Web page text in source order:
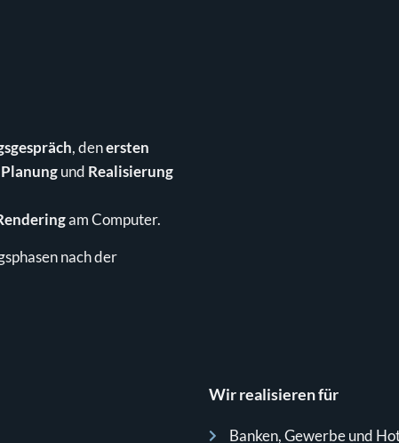
, denersten
und Realisierung
am Computer.
nach der
Wir realisieren für
Banken, Gewerbe und